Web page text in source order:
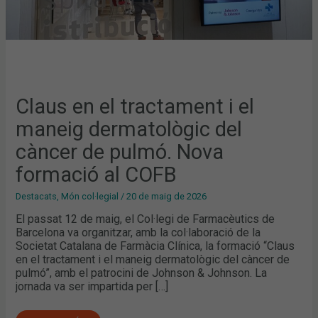
Claus en el tractament i el
maneig dermatològic del
càncer de pulmó. Nova
formació al COFB
Destacats, Món col·legial /20 de maig de 2026
El passat 12 de maig, el Col·legi de Farmacèutics de
Barcelona va organitzar, amb la col·laboració de la
Societat Catalana de Farmàcia Clínica, la formació “Claus
en el tractament i el maneig dermatològic del càncer de
pulmó”, amb el patrocini de Johnson & Johnson. La
jornada va ser impartida per […]
FORMACIÓ
COFB